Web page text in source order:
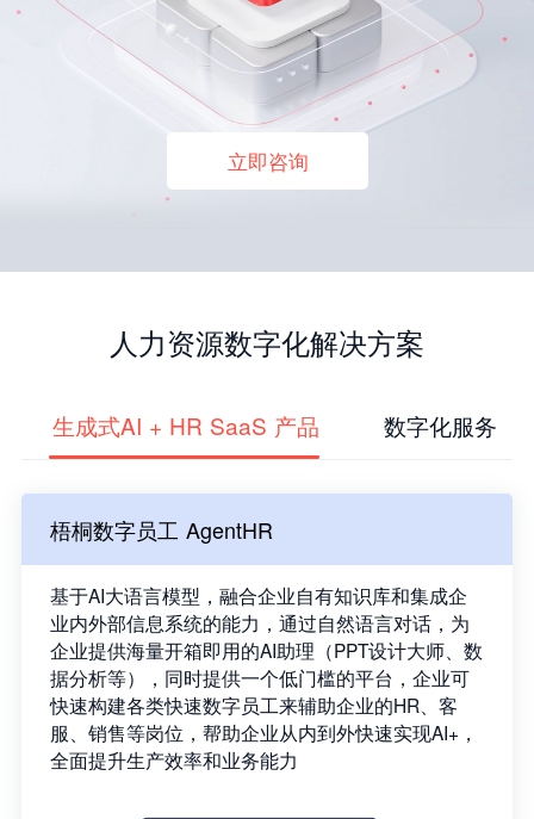
立即咨询
人力资源数字化解决方案
生成式AI + HR SaaS 产品 数字化服务
梧桐数字员工 AgentHR
基于AI大语言模型，融合企业自有知识库和集成企
业内外部信息系统的能力，通过自然语言对话，为
企业提供海量开箱即用的AI助理（PPT设计大师、数
据分析等），同时提供一个低门槛的平台，企业可
快速构建各类快速数字员工来辅助企业的HR、客
服、销售等岗位，帮助企业从内到外快速实现AI+，
全面提升生产效率和业务能力